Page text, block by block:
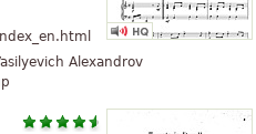
Alexandrov